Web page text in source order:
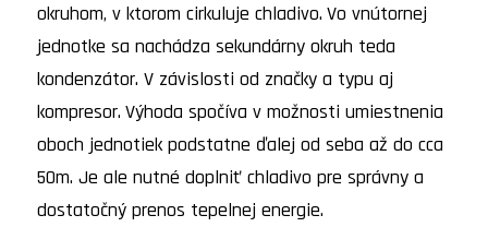
okruhom, v ktorom cirkuluje chladivo. Vo vnútornej
jednotke sa nachádza sekundárny okruh teda
kondenzátor. V závislosti od značky a typu aj
kompresor. Výhoda spočíva v možnosti umiestnenia
oboch jednotiek podstatne ďalej od seba až do cca
50m. Je ale nutné doplniť chladivo pre správny a
dostatočný prenos tepelnej energie.